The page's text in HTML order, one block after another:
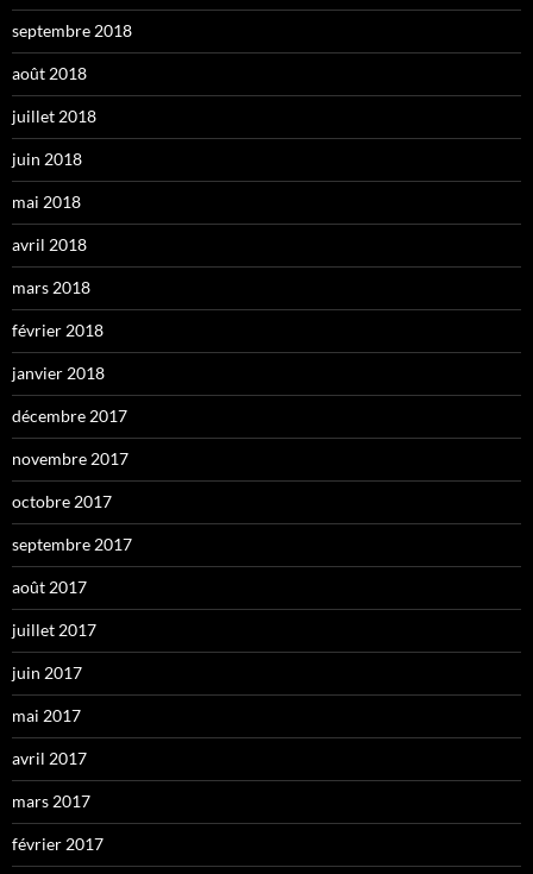
septembre 2018
août 2018
juillet 2018
juin 2018
mai 2018
avril 2018
mars 2018
février 2018
janvier 2018
décembre 2017
novembre 2017
octobre 2017
septembre 2017
août 2017
juillet 2017
juin 2017
mai 2017
avril 2017
mars 2017
février 2017